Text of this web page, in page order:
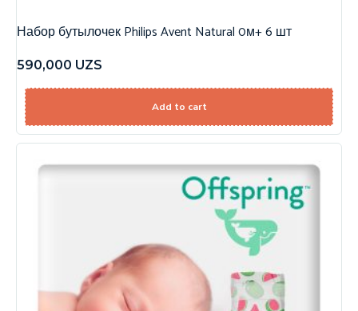
Набор бутылочек Philips Avent Natural 0м+ 6 шт
590,000 UZS
Add to cart